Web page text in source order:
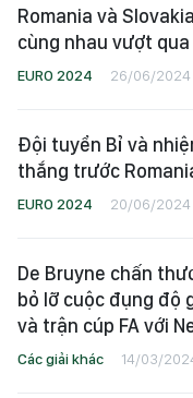
Romania và
cùng nhau vượt
EURO 2024 26/06/2024
Đội tuyển Bỉ và
thắng trước
EURO 2024 20/06/2024
De Bruyne chấn
bỏ lỡ cuộc đụng độ
và trận cúp FA với
Các giải khác 14/03/